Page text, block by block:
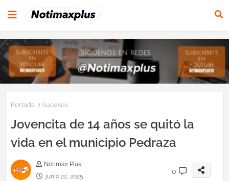
Portada Sucesos
Jovencita de 14 años se quitó la
vida en el municipio Pedraza
Notimax Plus
junio 22, 2025
0